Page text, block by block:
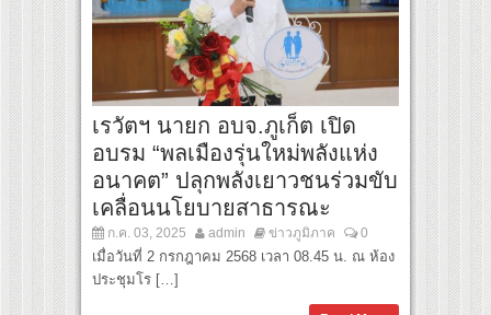
เรวัตฯ นายก อบจ.ภูเก็ต เปิด
อบรม “พลเมืองรุ่นใหม่พลังแห่ง
อนาคต” ปลุกพลังเยาวชนร่วมขับ
เคลื่อนนโยบายสาธารณะ
ก.ค. 03, 2025 admin ข่าวภูมิภาค 0
เมื่อวันที่ 2 กรกฎาคม 2568 เวลา 08.45 น. ณ ห้อง
ประชุมโร […]